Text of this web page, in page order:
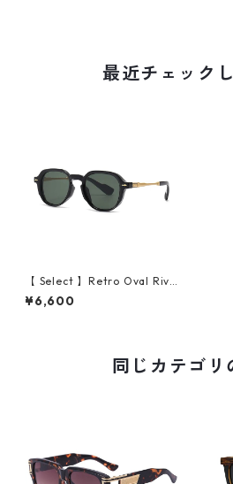
最近チェック
【 Select 】Retro Oval Rivet
s design Sunglasses (Black/
Green)
¥6,600
同じカテゴリ